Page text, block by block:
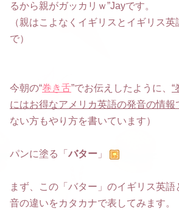
るから親がガッカリｗ”Jayです。
（親はこよなくイギリスとイギリス
で）
今朝の“巻き舌”でお伝えしたように、 “
にはお得なアメリカ英語の発音の情報
ない方もやり方を書いています）
パンに塗る「 バター 」
まず、この「バター」のイギリス英
音の違いをカタカナで表してみます。